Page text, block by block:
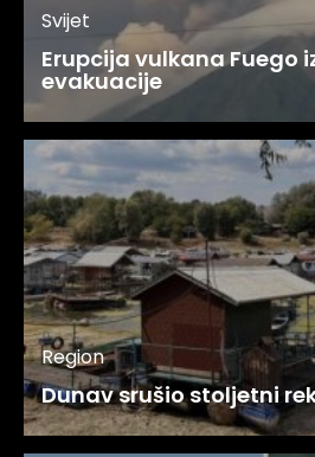
Svijet
Erupcija vulkana Fuego
evakuacije
Region
Dunav srušio stoljetni